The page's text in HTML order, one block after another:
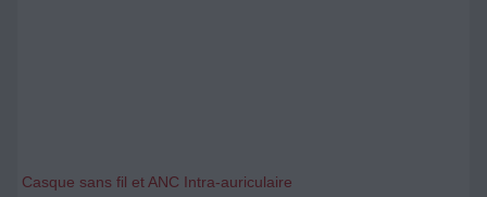
Casque sans fil et ANC Intra-auriculaire